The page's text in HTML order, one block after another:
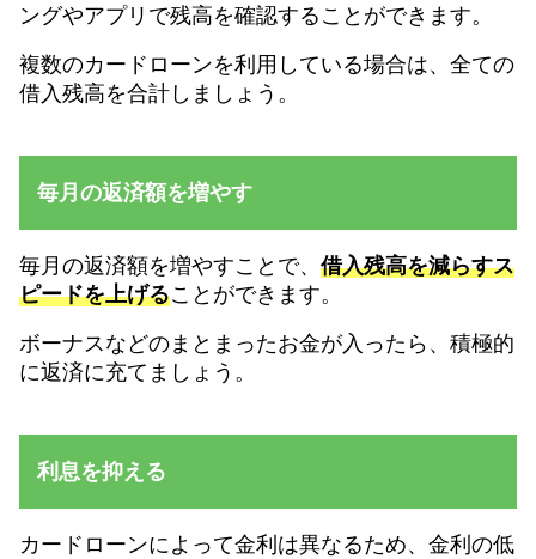
ングやアプリで残高を確認することができます。
複数のカードローンを利用している場合は、全ての
借入残高を合計しましょう。
毎月の返済額を増やす
毎月の返済額を増やすことで、 借入残高を減らすス
ピードを上げることができます。
ボーナスなどのまとまったお金が入ったら、積極的
に返済に充てましょう。
利息を抑える
カードローンによって金利は異なるため、金利の低